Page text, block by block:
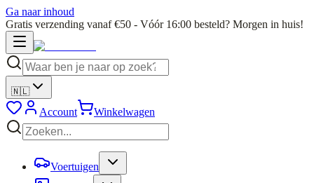
Ga naar inhoud
Gratis verzending vanaf €50 - Vóór 16:00 besteld? Morgen in huis!
🇳🇱
Account Winkelwagen
Voertuigen